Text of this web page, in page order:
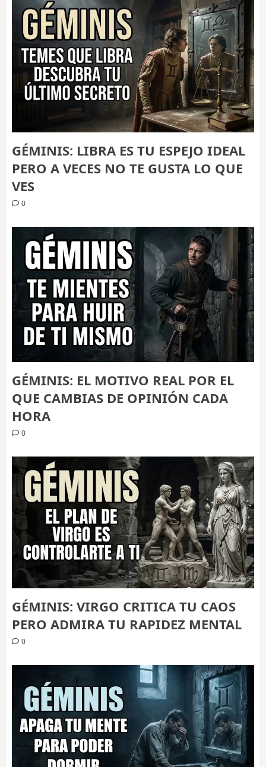
GÉMINIS: LIBRA ES TU ESPEJO IDEAL
PERO A VECES NO TE GUSTA LO QUE
VES
0
GÉMINIS: EL MOTIVO REAL POR EL
QUE CAMBIAS DE OPINIÓN CADA
HORA
0
GÉMINIS: VIRGO CRITICA TU CAOS
PERO ADMIRA TU RAPIDEZ MENTAL
0